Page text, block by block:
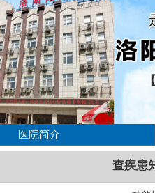
医院简介
查疾患